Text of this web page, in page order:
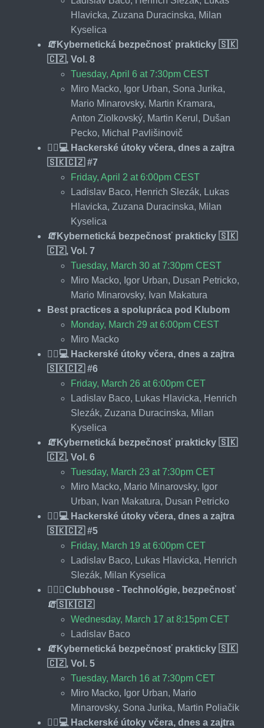
Hlavicka, Zuzana Duracinska, Milan
Kyselica
🧯Kybernetická bezpečnosť prakticky 🇸🇰
🇨🇿, Vol. 8
Tuesday, April 6 at 7:30pm CEST
Miro Macko, Igor Urban, Sona Jurika,
Mario Minarovsky, Martin Kramara,
Anton Ziolkovský, Martin Kerul, Dušan
Pecko, Michal Pavlišinovič
🕵️‍♂️💻 Hackerské útoky včera, dnes a zajtra
🇸🇰🇨🇿 #7
Friday, April 2 at 6:00pm CEST
Ladislav Baco, Henrich Slezák, Lukas
Hlavicka, Zuzana Duracinska, Milan
Kyselica
🧯Kybernetická bezpečnosť prakticky 🇸🇰
🇨🇿, Vol. 7
Tuesday, March 30 at 7:30pm CEST
Miro Macko, Igor Urban, Dusan Petricko,
Mario Minarovsky, Ivan Makatura
Best practices a spolupráca pod Klubom
Monday, March 29 at 6:00pm CEST
Miro Macko
🕵️‍♂️💻 Hackerské útoky včera, dnes a zajtra
🇸🇰🇨🇿 #6
Friday, March 26 at 6:00pm CET
Ladislav Baco, Lukas Hlavicka, Henrich
Slezák, Zuzana Duracinska, Milan
Kyselica
🧯Kybernetická bezpečnosť prakticky 🇸🇰
🇨🇿, Vol. 6
Tuesday, March 23 at 7:30pm CET
Miro Macko, Mario Minarovsky, Igor
Urban, Ivan Makatura, Dusan Petricko
🕵️‍♂️💻 Hackerské útoky včera, dnes a zajtra
🇸🇰🇨🇿 #5
Friday, March 19 at 6:00pm CET
Ladislav Baco, Lukas Hlavicka, Henrich
Slezák, Milan Kyselica
🕵️‍♂️👋Clubhouse - Technológie, bezpečnosť
🧯🇸🇰🇨🇿
Wednesday, March 17 at 8:15pm CET
Ladislav Baco
🧯Kybernetická bezpečnosť prakticky 🇸🇰
🇨🇿, Vol. 5
Tuesday, March 16 at 7:30pm CET
Miro Macko, Igor Urban, Mario
Minarovsky, Sona Jurika, Martin Poliačik
🕵️‍♂️💻 Hackerské útoky včera, dnes a zajtra